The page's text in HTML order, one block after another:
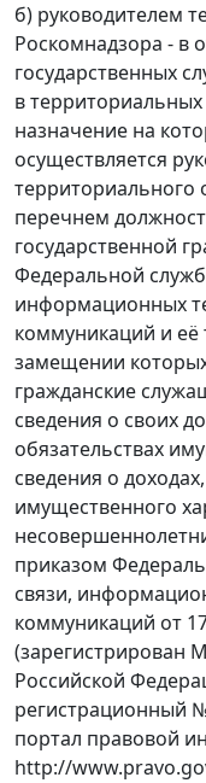
б) руководителем
Роскомнадзора - в
государственных
в
назначение на
осуществляется
территориального
перечнем
государственной
Федеральной
информационных
коммуникаций и её
замещении
гражданские
сведения о своих
обязательствах
сведения о
имущественного
приказом
связи,
коммуникаций от
(зарегистрирован
Российской
регистрационный
портал правовой
http://